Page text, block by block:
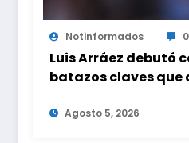
Notinformados 0
Luis Arráez debutó
batazos claves
ante Nacionales
Agosto 5, 2026